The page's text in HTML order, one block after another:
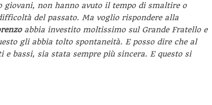
giovani, non hanno avuto il tempo di smaltire o
del passato. Ma voglio rispondere alla
abbia investito moltissimo sul Grande Fratello e
gli abbia tolto spontaneità. E posso dire che al
e bassi, sia stata sempre più sincera. E questo si